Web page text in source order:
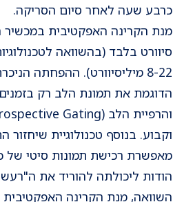
כרבע שעה לאחר סיום הסריקה.
8-22 מיליסיוורט). ההפחתה
הדוגמת את תמונת הלב רק
מאפשרת רכישת תמונות סיטי של
הודות ליכולתה להוריד את